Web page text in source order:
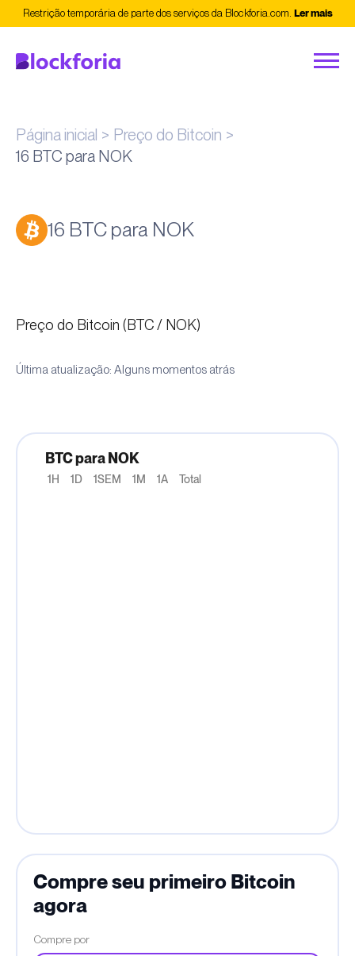
Restrição temporária de parte dos serviços da Blockforia.com. Ler mais
Página inicial
Preço do Bitcoin
16 BTC para NOK
16 BTC para NOK
Preço do Bitcoin (BTC / NOK)
Última atualização: Alguns momentos atrás
BTC para NOK
1H 1D 1SEM 1M 1A Total
Compre seu primeiro Bitcoin
agora
Compre por